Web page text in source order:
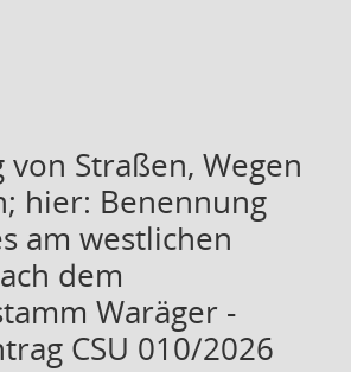
Straßen, Wegen
hier: Benennung
am westlichen
dem
Waräger -
CSU 010/2026